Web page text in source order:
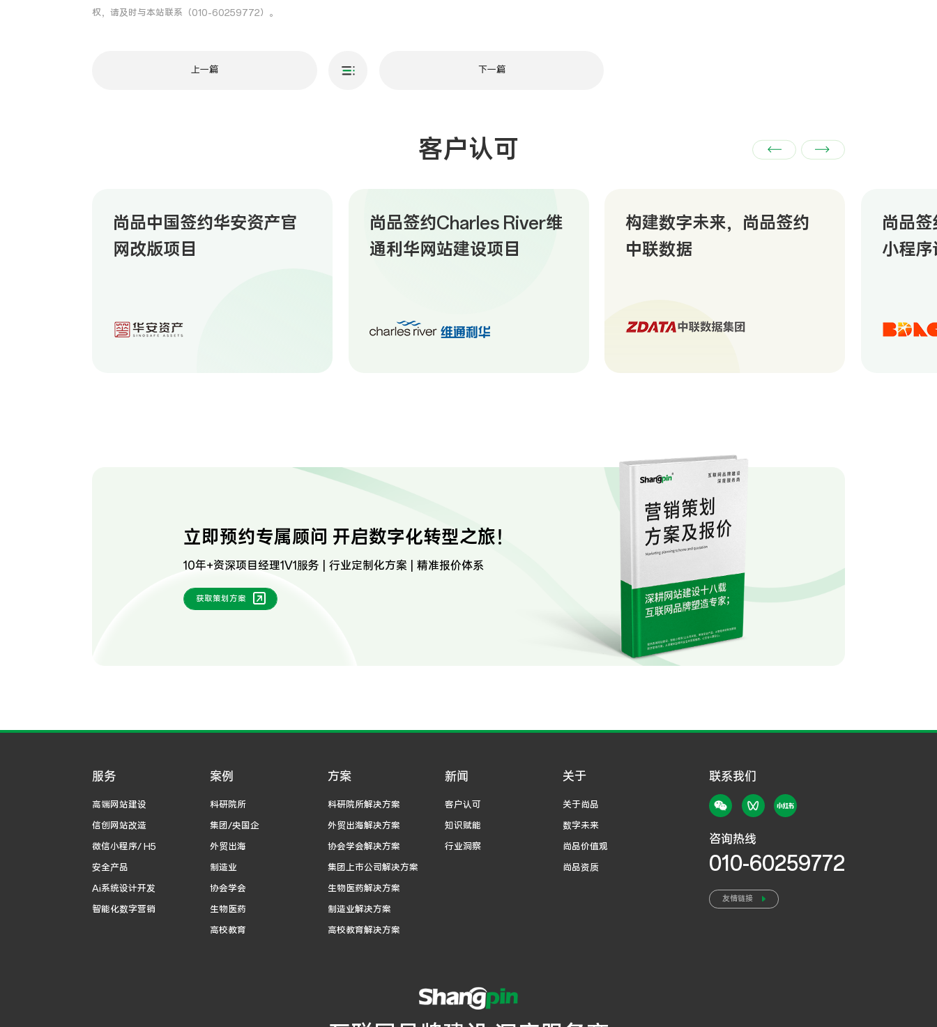
权，请及时与本站联系（010-60259772）。
上一篇 下一篇
客户认可
尚品中国签约华安资产官
网改版项目
尚品签约Charles River维
通利华网站建设项目
构建数字未来，尚品签约
中联数据
尚品
小程
立即预约专属顾问 开启数字化转型之旅！
10年+资深项目经理1V1服务 | 行业定制化方案 | 精准报价体系
获取策划方案
服务
高端网站建设
信创网站改造
微信小程序/ H5
安全产品
Ai系统设计开发
智能化数字营销
案例
科研院所
集团/央国企
外贸出海
制造业
协会学会
生物医药
高校教育
方案
科研院所解决方案
外贸出海解决方案
协会学会解决方案
集团上市公司解决方案
生物医药解决方案
制造业解决方案
高校教育解决方案
新闻
客户认可
知识赋能
行业洞察
关于
关于尚品
数字未来
尚品价值观
尚品资质
联系我们
咨询热线
010-60259772
友情链接